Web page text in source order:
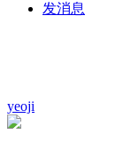
发消息
yeoji